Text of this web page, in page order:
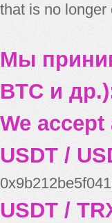
that is no longer
Мы
BTC и
We accept
USDT /
USDT /